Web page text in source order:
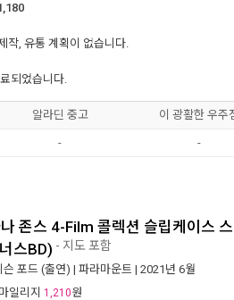
작, 유통 계획이 없습니다.
되었습니다.
알라딘 중고 이 광활한 우주
- -
존스 4-Film 콜렉션 슬립케이스
스BD) - 지도 포함
슨 포드 (출연) | 파라마운트 | 2021년 6월
, 마일리지 1,210원